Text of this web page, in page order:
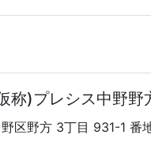
称)プレシス中野野
区野方 3丁目 931-1 番